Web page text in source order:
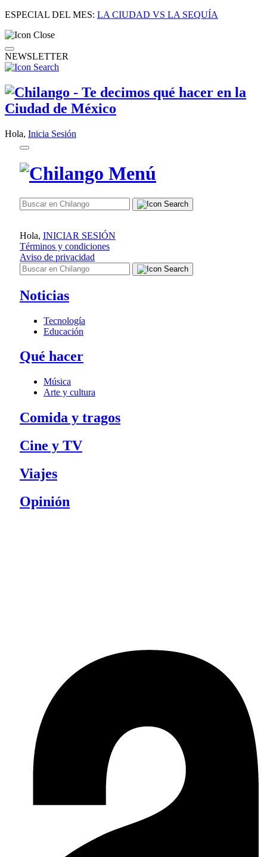
ESPECIAL DEL MES: LA CIUDAD VS LA SEQUÍA
NEWSLETTER
Hola, Inicia Sesión
Hola, INICIAR SESIÓN
Términos y condiciones
Aviso de privacidad
Noticias
Tecnología
Educación
Qué hacer
Música
Arte y cultura
Comida y tragos
Cine y TV
Viajes
Opinión